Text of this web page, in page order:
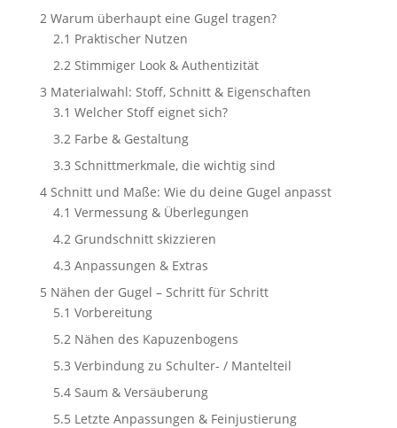
2Warum überhaupt eine Gugel tragen?
2.1 Praktischer Nutzen
2.2Stimmiger Look & Authentizität
3 Materialwahl: Stoff, Schnitt & Eigenschaften
3.1 Welcher Stoff eignet sich?
3.2Farbe & Gestaltung
3.3 Schnittmerkmale, die wichtig sind
4Schnitt und Maße: Wie du deine Gugel anpasst
4.1 Vermessung & Überlegungen
4.2Grundschnitt skizzieren
4.3 Anpassungen & Extras
5 Nähen der Gugel – Schritt für Schritt
5.1 Vorbereitung
5.2Nähen des Kapuzenbogens
5.3 Verbindung zu Schulter- / Mantelteil
5.4Saum & Versäuberung
5.5 Letzte Anpassungen & Feinjustierung